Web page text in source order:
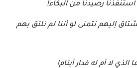
رصيدنا من البكاء!
إليهم نتمنى لو أننا لم نلتق بهم
الذي لا أم له فدار أيتام!